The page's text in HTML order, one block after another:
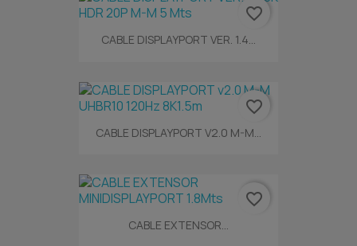
CABLE DISPLAYPORT VER. 1.4...
favorite_border
CABLE DISPLAYPORT V2.0 M-M...
favorite_border
CABLE EXTENSOR...
favorite_border